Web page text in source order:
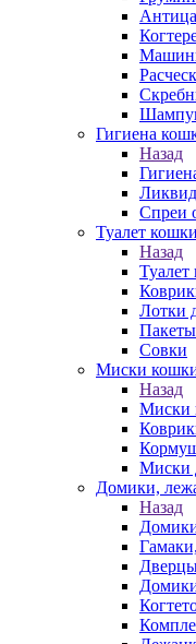
Гигиена
Назад
Спреи
Туалет кошки
Назад
Лотки
Пакеты
Совки
Миски
Назад
Миски
Миски
Домики,
Назад